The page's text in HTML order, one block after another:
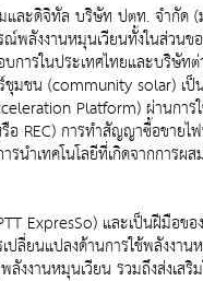
ละดิจิทัล บริษัท ปตท. จำกัด
ลังงานหมุนเวียนทั้งในส่วนข
ารในประเทศไทยและบริษั
ชุมชน (community solar)
Platform) ผ่านการ
REC) การทำสัญญาซื้อขาย
ำเทคโนโลยีที่เกิดจากการ
ExpresSo) และเป็นฝีมือ
ยนแปลงด้านการใช้พลังงา
านหมุนเวียน รวมถึงส่งเสริ